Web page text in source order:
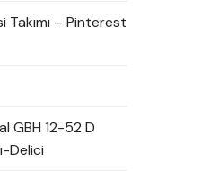
– Pinterest
GBH 12-52 D
Delici